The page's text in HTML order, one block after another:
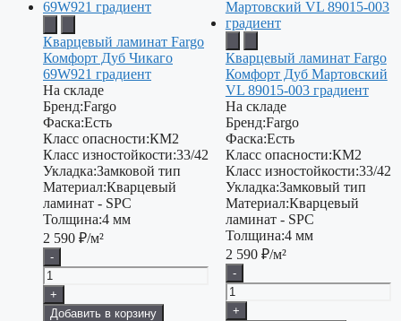
Кварцевый ламинат Fargo
Комфорт Дуб Чикаго
69W921 градиент
На складе
Бренд:Fargo
Фаска:Есть
Класс опасности:КМ2
Класс изностойкости:33/42
Укладка:Замковой тип
Материал:Кварцевый
ламинат - SPC
Толщина:4 мм
2 590 ₽/м²
-
+
Добавить в корзину
Кварцевый ламинат Fargo
Комфорт Дуб Мартовский
VL 89015-003 градиент
На складе
Бренд:Fargo
Фаска:Есть
Класс опасности:КМ2
Класс изностойкости:33/42
Укладка:Замковый тип
Материал:Кварцевый
ламинат - SPC
Толщина:4 мм
2 590 ₽/м²
-
+